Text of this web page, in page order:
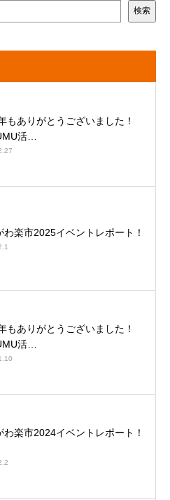
検索
もありがとうございました！
活…
わ楽市2025イベントレポート！
もありがとうございました！
活…
わ楽市2024イベントレポート！